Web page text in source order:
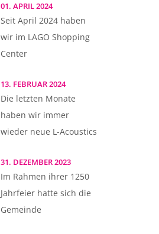
01. APRIL 2024
Seit April 2024 haben
wir im LAGO Shopping
Center
13. FEBRUAR 2024
Die letzten Monate
haben wir immer
wieder neue L-Acoustics
31. DEZEMBER 2023
Im Rahmen ihrer 1250
Jahrfeier hatte sich die
Gemeinde